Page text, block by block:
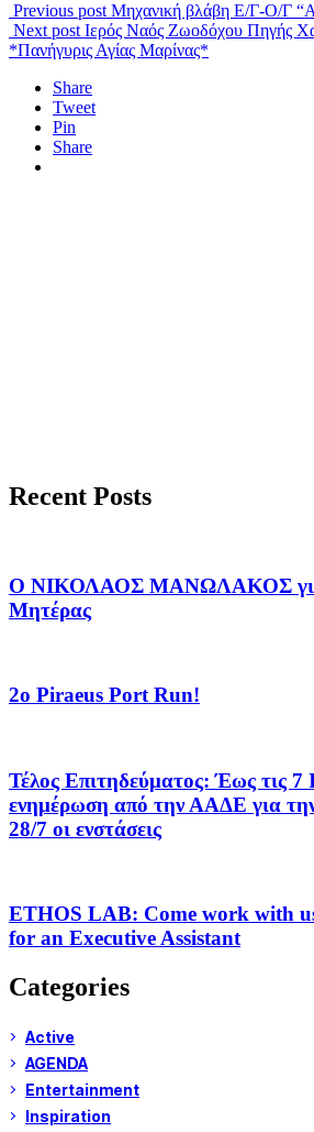
Previous post Μηχανική βλάβη Ε/Γ-Ο/Γ
Next post Ιερός Ναός Ζωοδόχου Πηγής
*Πανήγυρις Αγίας Μαρίνας*
Share
Tweet
Pin
Share
Recent Posts
Ο ΝΙΚΟΛΑΟΣ ΜΑΝΩΛΑΚΟΣ για
Μητέρας
2o Piraeus Port Run!
Τέλος Επιτηδεύματος: Έως τις 7
ενημέρωση από την ΑΑΔΕ για
28/7 οι ενστάσεις
ETHOS LAB: Come work with
for an Executive Assistant
Categories
Active
AGENDA
Entertainment
Inspiration